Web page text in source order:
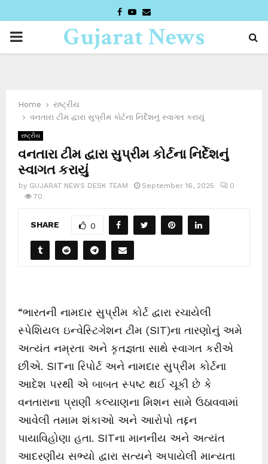
FACEBOOK
YOUTUBE
EMAIL
PRIMARYGujarat News
Home
રાષ્ટ્રીય
વનતારા ટીમ દ્વારા સુપ્રીમ કોર્ટના નિર્દેશનું સ્વાગત કરાયું
રાષ્ટ્રીય
વનતારા ટીમ દ્વારા સુપ્રીમ કોર્ટના નિર્દેશનું
સ્વાગત કરાયું
by GUJARAT NEWS DESK TEAM September 16, 2025
0
70
SHARE 0
“ભારતની નામદાર સુપ્રીમ કોર્ટ દ્વારા રચાયેલી
સ્પેશિયલ ઇન્વેસ્ટિગેશન ટીમ (SIT)ના તારણોનું અમે
અત્યંત નમ્રતા અને કૃતજ્ઞતા સાથે સ્વાગત કરીએ
છીએ. SITના રિપોર્ટ અને નામદાર સુપ્રીમ કોર્ટના
આદેશ પરથી એ બાબત સ્પષ્ટ થઈ ચૂકી છે કે
વનતારાના પ્રાણી કલ્યાણના મિશન સામે ઉઠાવવામાં
આવેલી તમામ શંકાઓ અને આરોપો તદ્દન
પાયાવિહોણા હતા. SITના માનનીય અને અત્યંત
આદરણીય સભ્યો દ્વારા સત્યને અપાયેલી માન્યતા